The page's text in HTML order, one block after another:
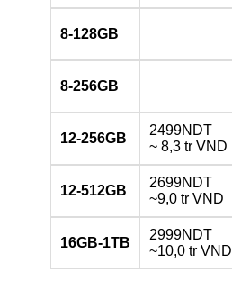
8-128GB
8-256GB
12-256GB
2499NDT
~ 8,3 tr VND
12-512GB
2699NDT
~9,0 tr VND
16GB-1TB
2999NDT
~10,0 tr VND